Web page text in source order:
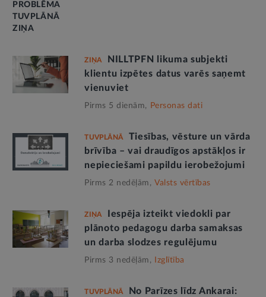
PROBLĒMA
TUVPLĀNĀ
ZIŅA
ZIŅA
NILLTPFN likuma subjekti
klientu izpētes datus varēs saņemt
vienuviet
Pirms 5 dienām, Personas dati
TUVPLĀNĀ
Tiesības, vēsture un vārda
brīvība – vai draudīgos apstākļos ir
nepieciešami papildu ierobežojumi
Pirms 2 nedēļām, Valsts vērtības
ZIŅA
Iespēja izteikt viedokli par
plānoto pedagogu darba samaksas
un darba slodzes regulējumu
Pirms 3 nedēļām, Izglītība
TUVPLĀNĀ
No Parīzes līdz Ankarai: